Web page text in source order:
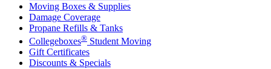
Moving Boxes & Supplies
Damage Coverage
Propane Refills & Tanks
Collegeboxes® Student Moving
Gift Certificates
Discounts & Specials